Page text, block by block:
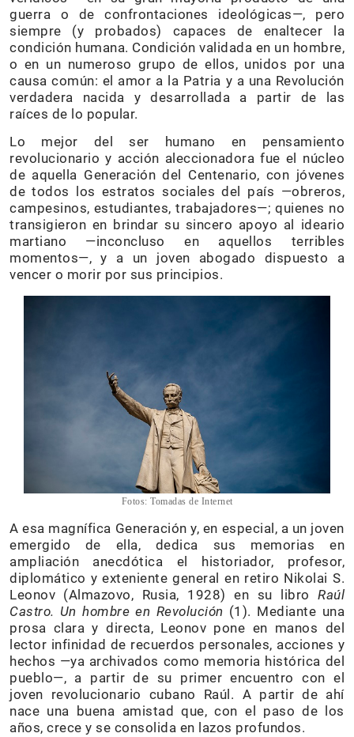
guerra o de confrontaciones ideológicas—, pero
siempre (y probados) capaces de enaltecer la
condición humana. Condición validada en un hombre,
o en un numeroso grupo de ellos, unidos por una
causa común: el amor a la Patria y a una Revolución
verdadera nacida y desarrollada a partir de las
raíces de lo popular.
Lo mejor del ser humano en pensamiento
revolucionario y acción aleccionadora fue el núcleo
de aquella Generación del Centenario, con jóvenes
de todos los estratos sociales del país —obreros,
campesinos, estudiantes, trabajadores—; quienes no
transigieron en brindar su sincero apoyo al ideario
martiano —inconcluso en aquellos terribles
momentos—, y a un joven abogado dispuesto a
vencer o morir por sus principios.
Fotos: Tomadas de Internet
A esa magnífica Generación y, en especial, a un joven
emergido de ella, dedica sus memorias en
ampliación anecdótica el historiador, profesor,
diplomático y exteniente general en retiro Nikolai S.
Leonov (Almazovo, Rusia, 1928) en su libro Raúl
Castro. Un hombre en Revolución (1). Mediante una
prosa clara y directa, Leonov pone en manos del
lector infinidad de recuerdos personales, acciones y
hechos —ya archivados como memoria histórica del
pueblo—, a partir de su primer encuentro con el
joven revolucionario cubano Raúl. A partir de ahí
nace una buena amistad que, con el paso de los
años, crece y se consolida en lazos profundos.